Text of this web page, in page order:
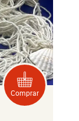
Comprar